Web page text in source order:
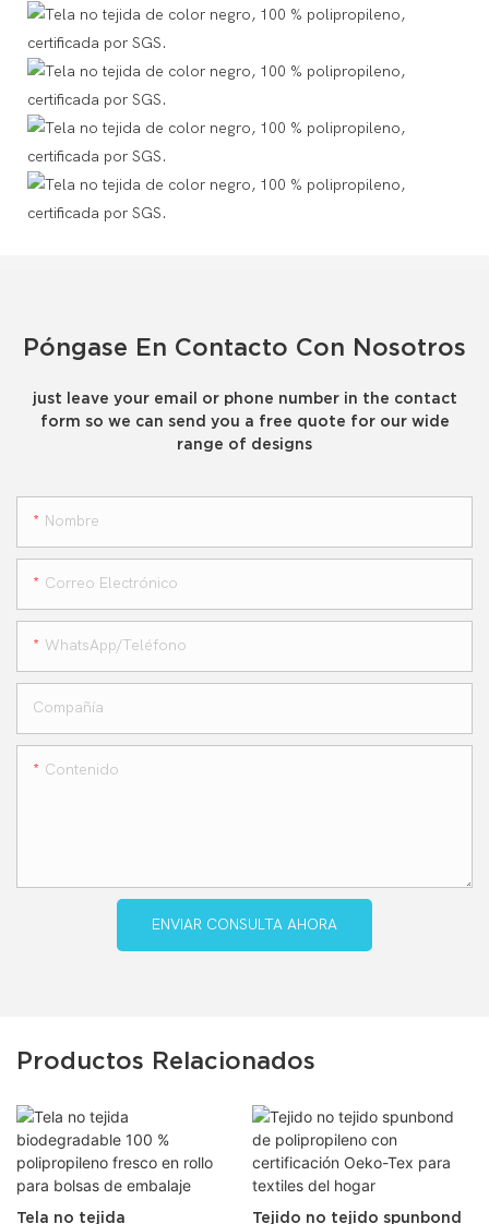
Póngase En Contacto Con Nosotros
just leave your email or phone number in the contact
form so we can send you a free quote for our wide
range of designs
Nombre
Correo Electrónico
WhatsApp/teléfono
Compañía
Contenido
ENVIAR CONSULTA AHORA
Productos Relacionados
Tela no tejida
Tejido no tejido spunbond